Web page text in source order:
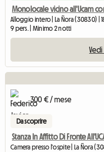
Monolocale vicino all'Ucam
Alloggio intero | La Ñora (30830) |
9 pers. | Minimo 2 notti
Vedi
300 € / mese
Da scoprire
Stanza In Affitto Di Fronte
Camera presso l'ospite | La Ñora